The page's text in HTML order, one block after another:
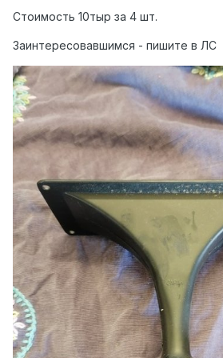
Стоимость 10тыр за 4 шт.
Заинтересовавшимся - пишите в ЛС